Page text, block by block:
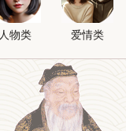
人物类 爱情类